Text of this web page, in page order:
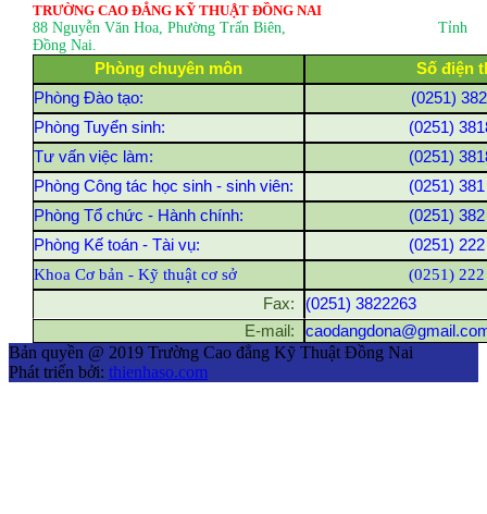
TRƯỜNG CAO ĐẲNG KỸ THUẬT ĐỒNG NAI
88 Nguyễn Văn Hoa, Phường Trấn Biên , Tỉnh
Đồng Nai.
Phòng chuyên môn
Số điện
Phòng Đào tạo:
(0251)
Phòng Tuyển sinh:
(0251)
Tư vấn việc làm:
(0251)
Phòng Công tác học sinh - sinh viên:
(0251)
Phòng Tổ chức - Hành chính:
(0251)
Phòng Kế toán - Tài vụ:
(0251)
Khoa Cơ bản - Kỹ thuật cơ sở
(0251)
Fax:
(0251) 3822263
E-mail:
Bản quyền @ 2019 Trường Cao đẳng Kỹ Thuật Đồng Nai
Phát triển bởi: thienhaso.com